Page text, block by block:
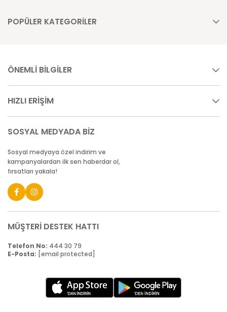
POPÜLER KATEGORİLER
ÖNEMLİ BİLGİLER
HIZLI ERİŞİM
SOSYAL MEDYADA BİZ
Sosyal medyaya özel indirim ve
kampanyalardan ilk sen haberdar ol,
fırsatları yakala!
MÜŞTERİ DESTEK HATTI
Telefon No: 444 30 79
E-Posta: [email protected]